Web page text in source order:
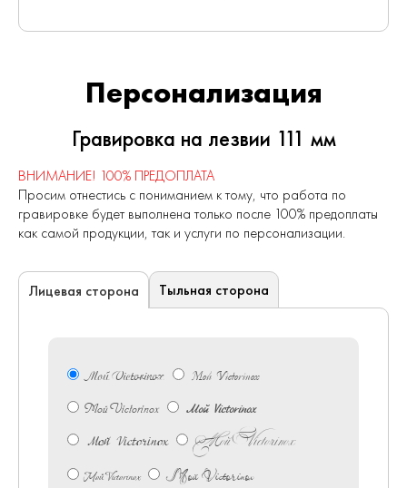
Персонализация
Гравировка на лезвии 111 мм
ВНИМАНИЕ! 100% ПРЕДОПЛАТА
Просим отнестись с пониманием к тому, что работа по
гравировке будет выполнена только после 100% предоплаты
как самой продукции, так и услуги по персонализации.
Лицевая сторона Тыльная сторона
Мой Victorinox Мой Victorinox
Мой Victorinox Мой Victorinox
Мой Victorinox Мой Victorinox
Мой Victorinox Мой Victorinox